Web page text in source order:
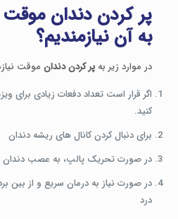
پر کردن دندان
به آن نیازمندیم؟
در موارد زیر به پر کردن دندانموقت
اگر قرار است تعداد دفعات زیادی برای
کنید.
برای دنبال کردن کانال های ریشه دندان
در صورت تحریک پالپ، به عصب دندان
در صورت نیاز به درمان سریع و از بین
درد